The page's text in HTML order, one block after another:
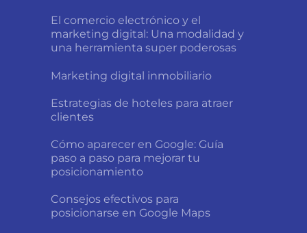
El comercio electrónico y el
marketing digital: Una modalidad y
una herramienta super poderosas
Marketing digital inmobiliario
Estrategias de hoteles para atraer
clientes
Cómo aparecer en Google: Guía
paso a paso para mejorar tu
posicionamiento
Consejos efectivos para
posicionarse en Google Maps